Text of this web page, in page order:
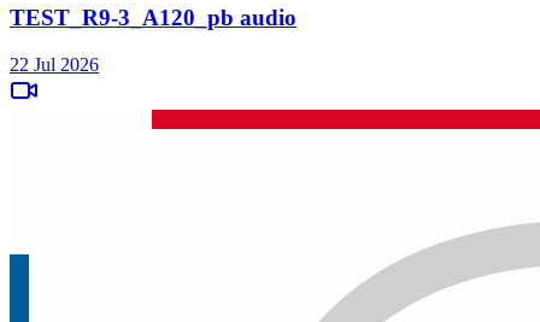
TEST_R9-3_A120_pb audio
22 Jul 2026